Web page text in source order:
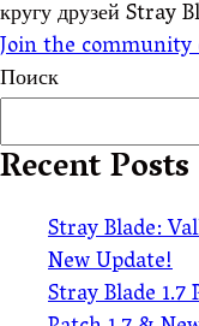
кругу друзей Stray
Join the community
Поиск
Recent Posts
Stray Blade:
New Update!
Stray Blade